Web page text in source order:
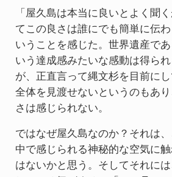
「屋久島は本当に良いとよく聞
てこの良さは誰にでも簡単に伝
いうことを感じた。世界遺産で
いう達成感みたいな感動は得ら
が、正直言って縄文杉を目前に
全体を見渡せないというのもあ
さは感じられない。
ではなぜ屋久島なのか？それは
中で感じられる神秘的な空気に
はないかと思う。そしてそれに